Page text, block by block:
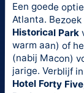
Een goede
Atlanta.
Historical Park
warm aan) of
(nabij Macon)
jarige. Verblijf
Hotel Forty Five